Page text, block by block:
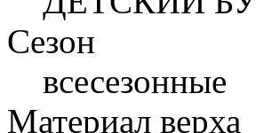
Сезон
всесезонные
Материал верха